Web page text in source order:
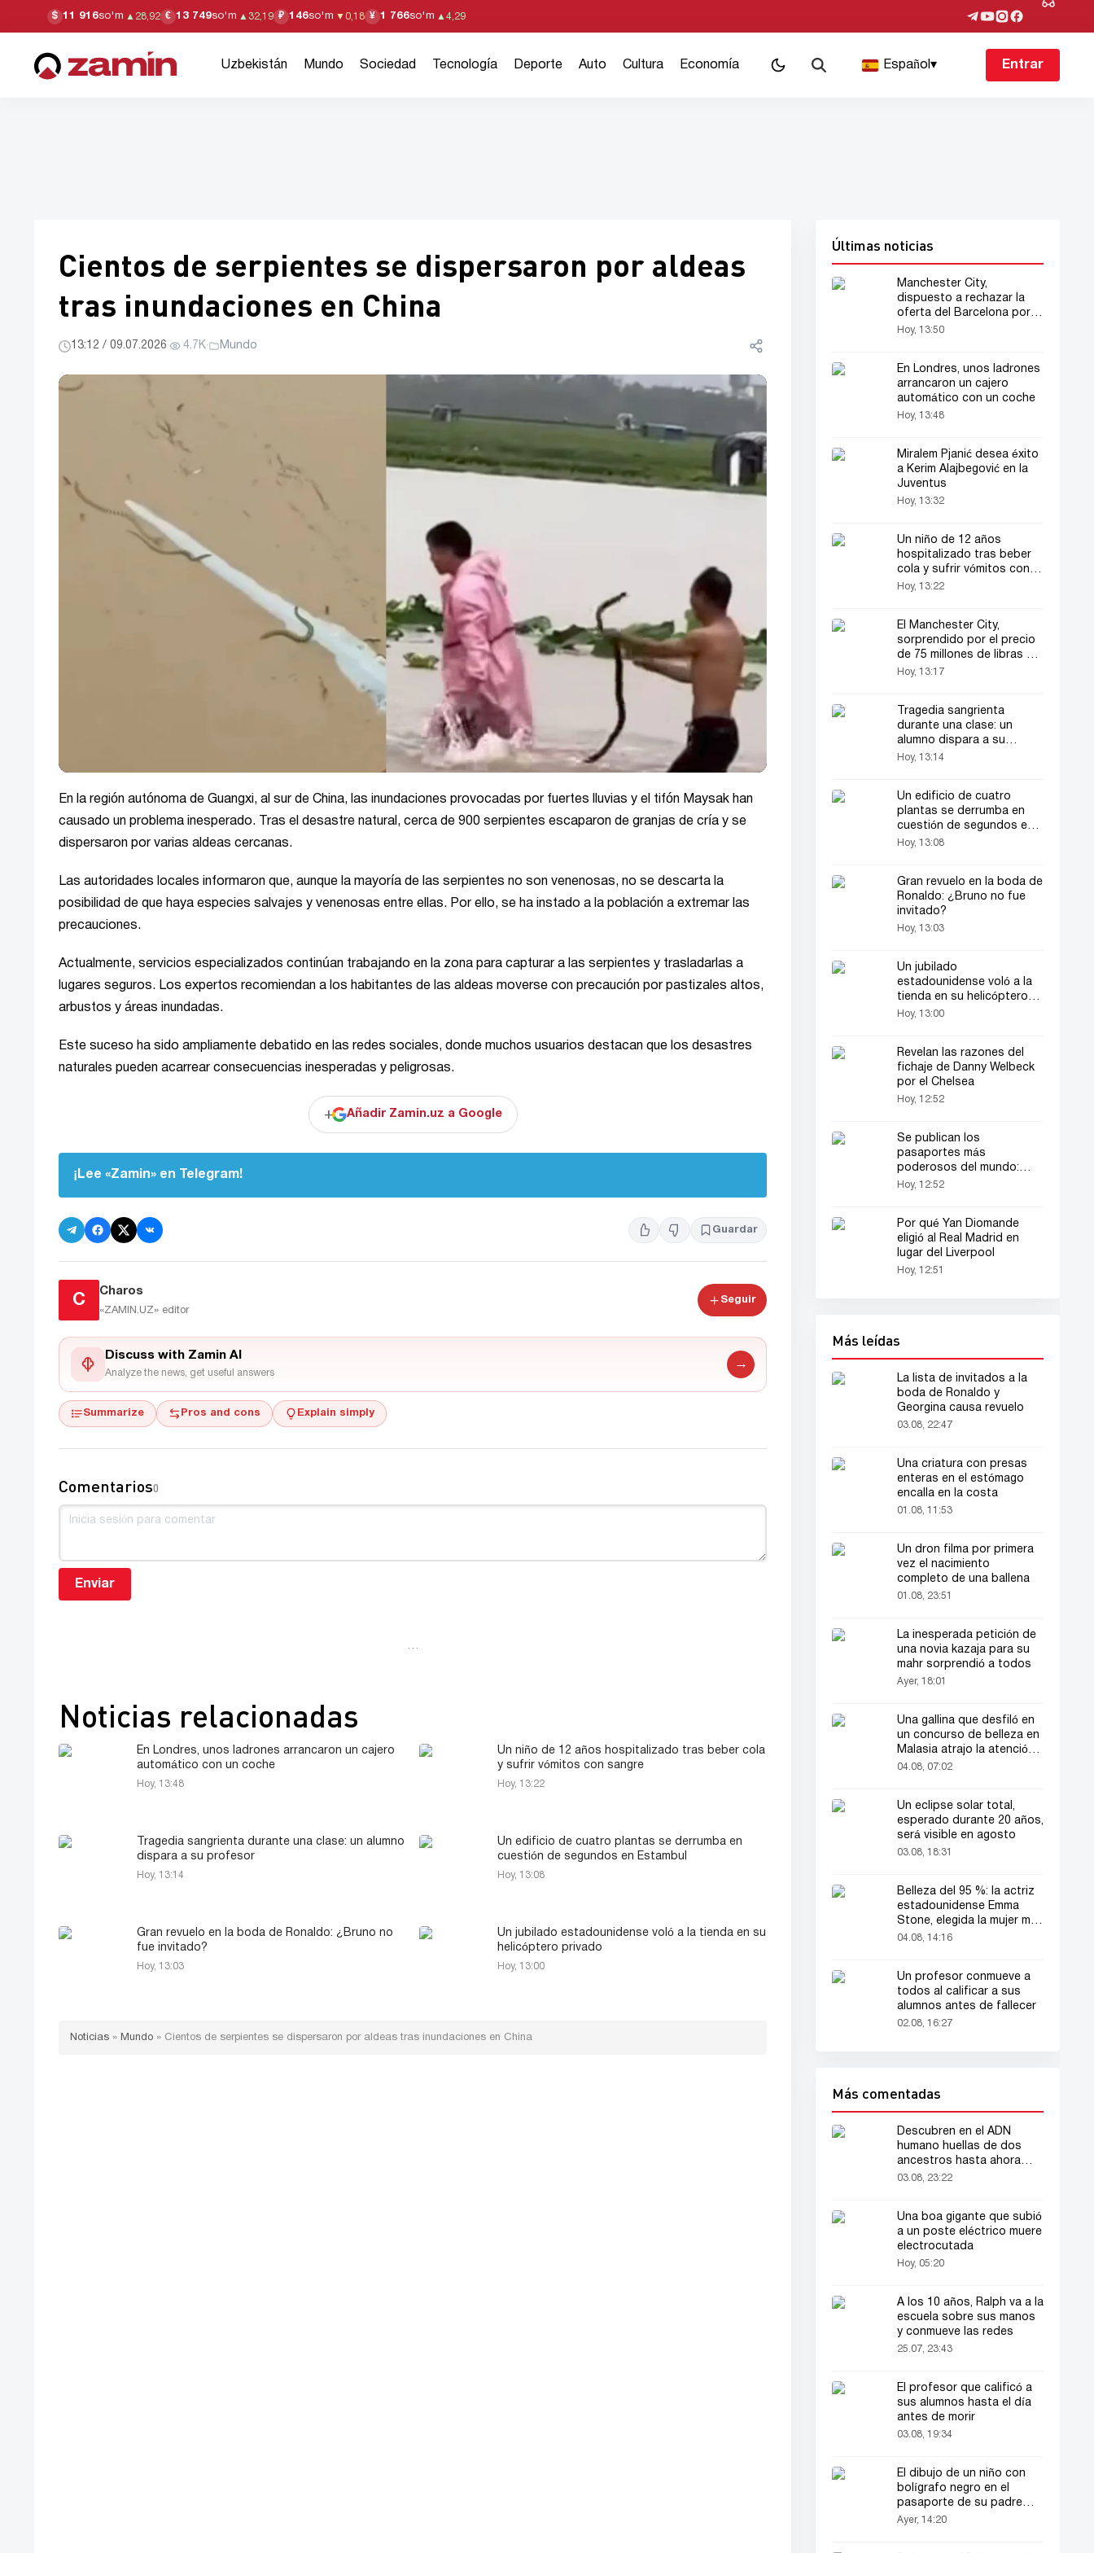
$ 11 916so'm ▲ 28,92 € 13 749so'm ▲ 32,19 ₽ 146so'm ▼ 0,18 ¥ 1 766so'm ▲ 4,29
Uzbekistán Mundo Sociedad Tecnología Deporte Auto Cultura Economía Español▾ Entrar
Cientos de serpientes se dispersaron por aldeas
tras inundaciones en China
13:12 / 09.07.2026· 4.7K· Mundo
En la región autónoma de Guangxi, al sur de China, las inundaciones provocadas por fuertes lluvias y el tifón Maysak han
causado un problema inesperado. Tras el desastre natural, cerca de 900 serpientes escaparon de granjas de cría y se
dispersaron por varias aldeas cercanas.
Las autoridades locales informaron que, aunque la mayoría de las serpientes no son venenosas, no se descarta la
posibilidad de que haya especies salvajes y venenosas entre ellas. Por ello, se ha instado a la población a extremar las
precauciones.
Actualmente, servicios especializados continúan trabajando en la zona para capturar a las serpientes y trasladarlas a
lugares seguros. Los expertos recomiendan a los habitantes de las aldeas moverse con precaución por pastizales altos,
arbustos y áreas inundadas.
Este suceso ha sido ampliamente debatido en las redes sociales, donde muchos usuarios destacan que los desastres
naturales pueden acarrear consecuencias inesperadas y peligrosas.
+ Añadir Zamin.uz a Google
¡Lee «Zamin» en Telegram!
Guardar
C
Charos
«ZAMIN.UZ» editor
Seguir
Discuss with Zamin AI
Analyze the news, get useful answers
→
Summarize Pros and cons Explain simply
Comentarios0
Enviar
…
Noticias relacionadas
En Londres, unos ladrones arrancaron un cajero
automático con un coche
Hoy, 13:48
Un niño de 12 años hospitalizado tras beber cola
y sufrir vómitos con sangre
Hoy, 13:22
Tragedia sangrienta durante una clase: un alumno
dispara a su profesor
Hoy, 13:14
Un edificio de cuatro plantas se derrumba en
cuestión de segundos en Estambul
Hoy, 13:08
Gran revuelo en la boda de Ronaldo: ¿Bruno no
fue invitado?
Hoy, 13:03
Un jubilado estadounidense voló a la tienda en su
helicóptero privado
Hoy, 13:00
Noticias » Mundo » Cientos de serpientes se dispersaron por aldeas tras inundaciones en China
Últimas noticias
Manchester City,
dispuesto a rechazar la
oferta del Barcelona por
Rodri
Hoy, 13:50
En Londres, unos ladrones
arrancaron un cajero
automático con un coche
Hoy, 13:48
Miralem Pjanić desea éxito
a Kerim Alajbegović en la
Juventus
Hoy, 13:32
Un niño de 12 años
hospitalizado tras beber
cola y sufrir vómitos con
sangre
Hoy, 13:22
El Manchester City,
sorprendido por el precio
de 75 millones de libras de
Malo Gusto
Hoy, 13:17
Tragedia sangrienta
durante una clase: un
alumno dispara a su
profesor
Hoy, 13:14
Un edificio de cuatro
plantas se derrumba en
cuestión de segundos en
Estambul
Hoy, 13:08
Gran revuelo en la boda de
Ronaldo: ¿Bruno no fue
invitado?
Hoy, 13:03
Un jubilado
estadounidense voló a la
tienda en su helicóptero
privado
Hoy, 13:00
Revelan las razones del
fichaje de Danny Welbeck
por el Chelsea
Hoy, 12:52
Se publican los
pasaportes más
poderosos del mundo:
Nuevo ranking global
Hoy, 12:52
Por qué Yan Diomande
eligió al Real Madrid en
lugar del Liverpool
Hoy, 12:51
Más leídas
La lista de invitados a la
boda de Ronaldo y
Georgina causa revuelo
03.08, 22:47
Una criatura con presas
enteras en el estómago
encalla en la costa
01.08, 11:53
Un dron filma por primera
vez el nacimiento
completo de una ballena
01.08, 23:51
La inesperada petición de
una novia kazaja para su
mahr sorprendió a todos
Ayer, 18:01
Una gallina que desfiló en
un concurso de belleza en
Malasia atrajo la atención
del público
04.08, 07:02
Un eclipse solar total,
esperado durante 20 años,
será visible en agosto
03.08, 18:31
Belleza del 95 %: la actriz
estadounidense Emma
Stone, elegida la mujer más
bella del mundo
04.08, 14:16
Un profesor conmueve a
todos al calificar a sus
alumnos antes de fallecer
02.08, 16:27
Más comentadas
Descubren en el ADN
humano huellas de dos
ancestros hasta ahora
desconocidos
03.08, 23:22
Una boa gigante que subió
a un poste eléctrico muere
electrocutada
Hoy, 05:20
A los 10 años, Ralph va a la
escuela sobre sus manos
y conmueve las redes
25.07, 23:43
El profesor que calificó a
sus alumnos hasta el día
antes de morir
03.08, 19:34
El dibujo de un niño con
bolígrafo negro en el
pasaporte de su padre
llamó la atención de todos
Ayer, 14:20